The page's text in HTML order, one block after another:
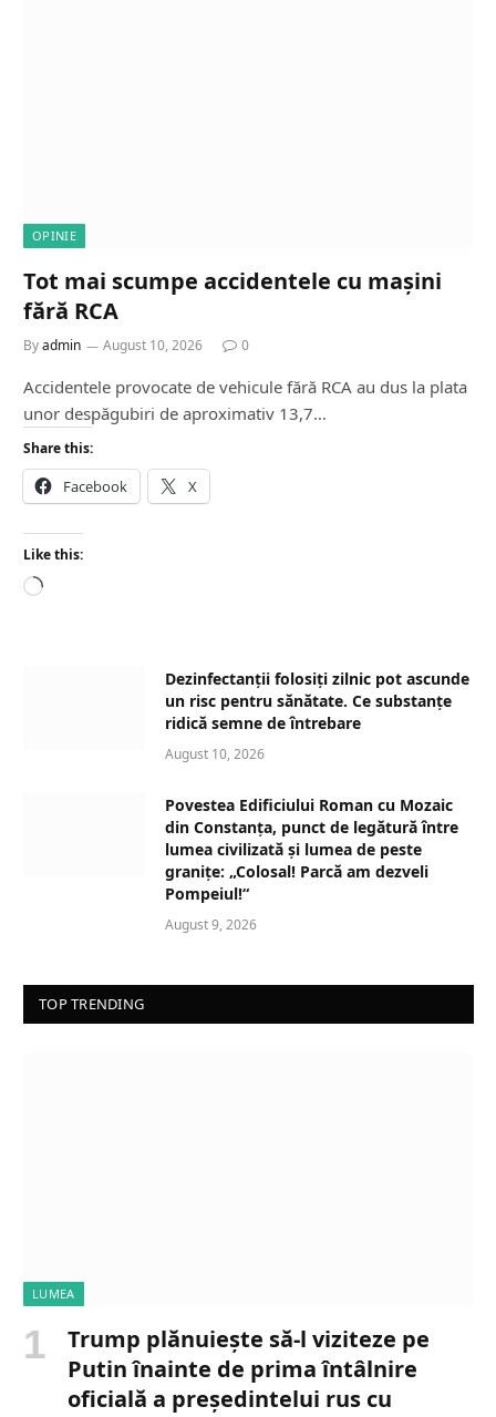
OPINIE
Tot mai scumpe accidentele cu mașini
fără RCA
Byadmin August 10, 2026 0
Accidentele provocate de vehicule fără RCA au dus la plata
unor despăgubiri de aproximativ 13,7…
Share this:
Facebook X
Like this:
L
Dezinfectanții folosiți zilnic pot ascunde
un risc pentru sănătate. Ce substanțe
ridică semne de întrebare
August 10, 2026
Povestea Edificiului Roman cu Mozaic
din Constanța, punct de legătură între
lumea civilizată și lumea de peste
granițe: „Colosal! Parcă am dezveli
Pompeiul!“
August 9, 2026
TOP TRENDING
LUMEA
Trump plănuiește să-l viziteze pe
Putin înainte de prima întâlnire
oficială a președintelui rus cu